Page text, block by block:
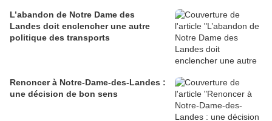
L’abandon de Notre Dame des
Landes doit enclencher une autre
politique des transports
Renoncer à Notre-Dame-des-Landes :
une décision de bon sens